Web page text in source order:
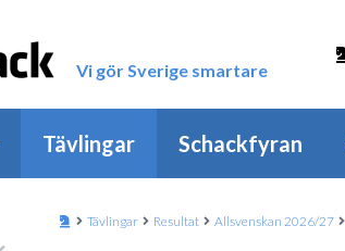
Vi gör Sverige smartare
Tävlingar Schackfyran
Tävlingar Resultat Allsvenskan 2026/27